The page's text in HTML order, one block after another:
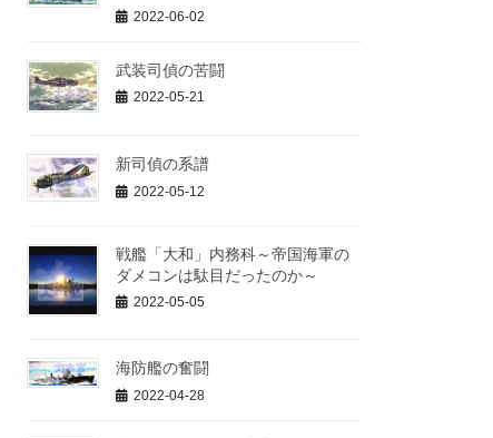
2022-06-02
武装司偵の苦闘
2022-05-21
新司偵の系譜
2022-05-12
戦艦「大和」内務科～帝国海軍の
ダメコンは駄目だったのか～
2022-05-05
海防艦の奮闘
2022-04-28